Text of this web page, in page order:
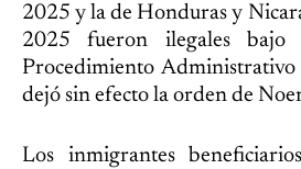
2025 y la de Honduras y
2025 fueron ilegales
Procedimiento
dejó sin efecto la orden de
Los inmigrantes